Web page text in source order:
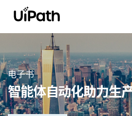
电子书
智能体自动化助力生